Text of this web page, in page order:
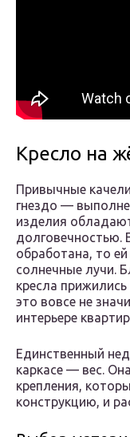
Кресло на
Привычные
гнездо —
изделия
обработана, то
солнечные лучи.
кресла
это вовсе не
интерьере
Единственный
каркасе — вес.
крепления,
конструкцию, и